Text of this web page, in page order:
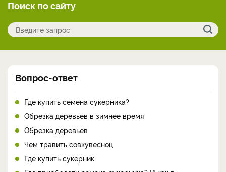
Поиск по сайту
Вопрос-ответ
Где купить семена сукерника?
Обрезка деревьев в зимнее время
Обрезка деревьев
Чем травить совкувесноц
Где купить сукерник